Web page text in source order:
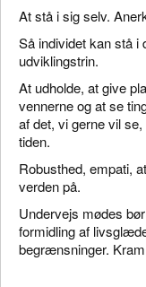
At stå i sig selv.
Så individet kan stå
udviklingstrin.
At udholde, at give
vennerne og at se
af det, vi gerne vil
tiden.
Robusthed, empati,
verden på.
Undervejs mødes
formidling af
begrænsninger.